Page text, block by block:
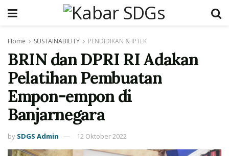
Home SUSTAINABILITY PENDIDIKAN & IPTEK
BRIN dan DPRI RI Adakan
Pelatihan Pembuatan
Empon-empon di
Banjarnegara
by SDGS Admin 12 Oktober 2022